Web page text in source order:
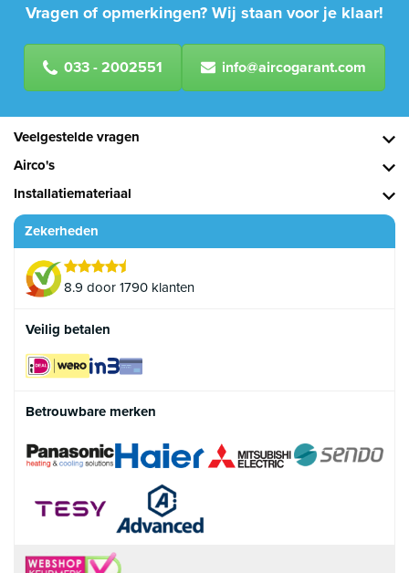
Vragen of opmerkingen? Wij staan voor je klaar!
033 - 2002551 info@aircogarant.com
Veelgestelde vragen
Airco's
Installatiemateriaal
Zekerheden
8.9 door 1790 klanten
Veilig betalen
Betrouwbare merken